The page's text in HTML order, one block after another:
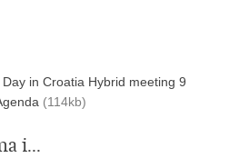
in Croatia Hybrid meeting 9
(114kb)
i...